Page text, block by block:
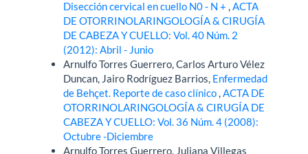
Disección cervical en cuello N0 - N +,ACTA
DE OTORRINOLARINGOLOGÍA & CIRUGÍA
DE CABEZA Y CUELLO: Vol. 40 Núm. 2
(2012): Abril - Junio
Arnulfo Torres Guerrero, Carlos Arturo Vélez
Duncan, Jairo Rodríguez Barrios, Enfermedad
de Behçet. Reporte de caso clínico,ACTA DE
OTORRINOLARINGOLOGÍA & CIRUGÍA DE
CABEZA Y CUELLO: Vol. 36 Núm. 4 (2008):
Octubre -Diciembre
Arnulfo Torres Guerrero, Juliana Villegas